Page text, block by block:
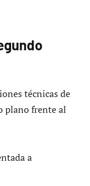
técnicas de
plano frente al
a